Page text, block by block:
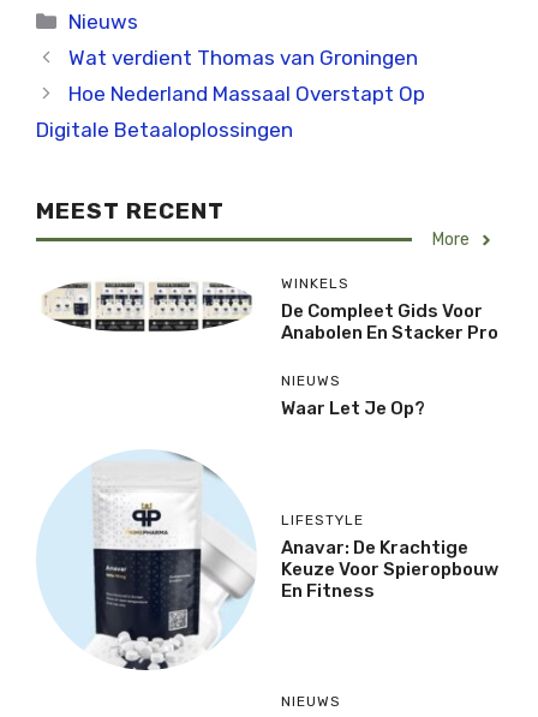
Categorieën
Nieuws
Wat verdient Thomas van Groningen
Hoe Nederland Massaal Overstapt Op
Digitale Betaaloplossingen
MEEST RECENT
More
WINKELS
De Compleet Gids Voor
Anabolen En Stacker Pro
NIEUWS
Waar Let Je Op?
LIFESTYLE
Anavar: De Krachtige
Keuze Voor Spieropbouw
En Fitness
NIEUWS